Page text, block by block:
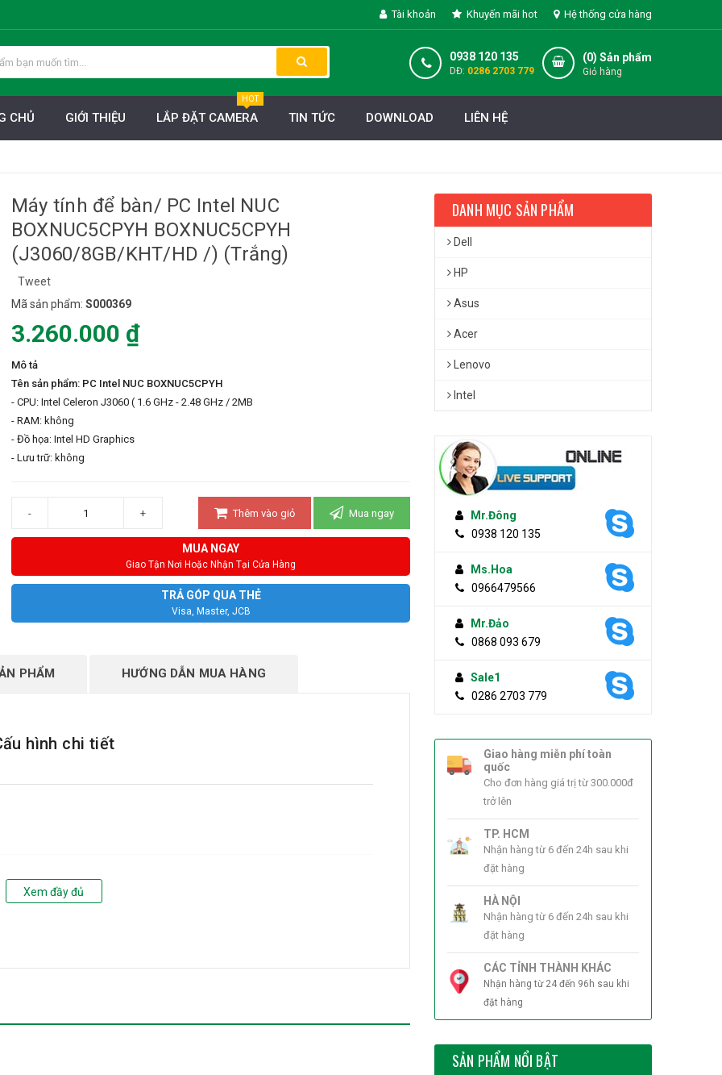
Tài khoản Khuyến mãi hot Hệ thống cửa hàng
0938 120 135
DĐ: 0286 2703 779
(0) Sản phẩm
Giỏ hàng
CHỦ GIỚI THIỆU LẮP ĐẶT CAMERA
HOT
TIN TỨC DOWNLOAD LIÊN HỆ
Máy tính để bàn/ PC Intel NUC
BOXNUC5CPYH BOXNUC5CPYH
(J3060/8GB/KHT/HD /) (Trắng)
Tweet
Mã sản phẩm: S000369
3.260.000 ₫
Mô tả
Tên sản phẩm: PC Intel NUC BOXNUC5CPYH
- CPU: Intel Celeron J3060 ( 1.6 GHz - 2.48 GHz / 2MB
- RAM: không
- Đồ họa: Intel HD Graphics
- Lưu trữ: không
- + Thêm vào giỏ Mua ngay
MUA NGAY
Giao Tận Nơi Hoặc Nhận Tại Cửa Hàng
TRẢ GÓP QUA THẺ
Visa, Master, JCB
PHẨM HƯỚNG DẪN MUA HÀNG
hình chi tiết
Xem đầy đủ
DANH MỤC SẢN PHẨM
Dell
HP
Asus
Acer
Lenovo
Intel
Mr.Đông
0938 120 135
Ms.Hoa
0966479566
Mr.Đảo
0868 093 679
Sale1
0286 2703 779
Giao hàng miễn phí toàn
quốc
Cho đơn hàng giá trị từ 300.000đ
trở lên
TP. HCM
Nhận hàng từ 6 đến 24h sau khi
đặt hàng
HÀ NỘI
Nhận hàng từ 6 đến 24h sau khi
đặt hàng
CÁC TỈNH THÀNH KHÁC
Nhận hàng từ 24 đến 96h sau khi
đặt hàng
SẢN PHẨM NỔI BẬT